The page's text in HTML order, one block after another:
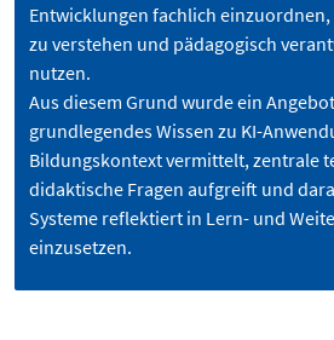
Entwicklungen fachlich einzuordnen,
zu verstehen und pädagogisch
nutzen.
Aus diesem Grund wurde ein
grundlegendes Wissen zu KI-
Bildungskontext vermittelt, zentrale
didaktische Fragen aufgreift und
Systeme reflektiert in Lern- und
einzusetzen.